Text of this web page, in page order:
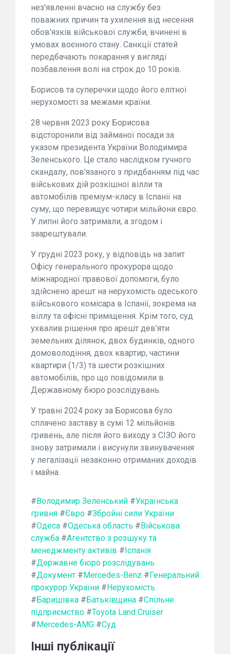
нез'явленні вчасно на службу без
поважних причин та ухилення від несення
обов'язків військової служби, вчинені в
умовах воєнного стану. Санкції статей
передбачають покарання у вигляді
позбавлення волі на строк до 10 років.
Борисов та суперечки щодо його елітної
нерухомості за межами країни.
28 червня 2023 року Борисова
відсторонили від займаної посади за
указом президента України Володимира
Зеленського. Це стало наслідком гучного
скандалу, пов'язаного з придбанням під час
військових дій розкішної вілли та
автомобілів преміум-класу в Іспанії на
суму, що перевищує чотири мільйони євро.
У липні його затримали, а згодом і
заарештували.
У грудні 2023 року, у відповідь на запит
Офісу генерального прокурора щодо
міжнародної правової допомоги, було
здійснено арешт на нерухомість одеського
військового комісара в Іспанії, зокрема на
віллу та офісні приміщення. Крім того, суд
ухвалив рішення про арешт дев'яти
земельних ділянок, двох будинків, одного
домоволодіння, двох квартир, частини
квартири (1/3) та шести розкішних
автомобілів, про що повідомили в
Державному бюро розслідувань.
У травні 2024 року за Борисова було
сплачено заставу в сумі 12 мільйонів
гривень, але після його виходу з СІЗО його
знову затримали і висунули звинувачення
у легалізації незаконно отриманих доходів
і майна.
#Володимир Зеленський #Українська
гривня #Євро #Збройні сили України
#Одеса #Одеська область #Військова
служба #Агентство з розшуку та
менеджменту активів #Іспанія
#Державне бюро розслідувань
#Документ #Mercedes-Benz #Генеральний
прокурор України #Нерухомість
#Баришівка #Батьківщина #Спільне
підприємство #Toyota Land Cruiser
#Mercedes-AMG #Суд
Інші публікації